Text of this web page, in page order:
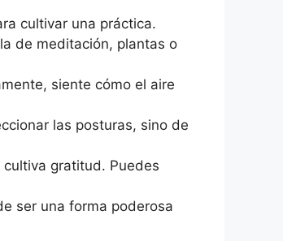
cultivar una práctica.
de meditación, plantas o
siente cómo el aire
las posturas, sino de
gratitud. Puedes
ser una forma poderosa